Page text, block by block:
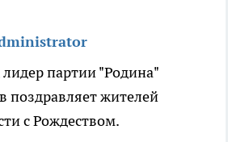
партии "Родина"
поздравляет жителей
с Рождеством.